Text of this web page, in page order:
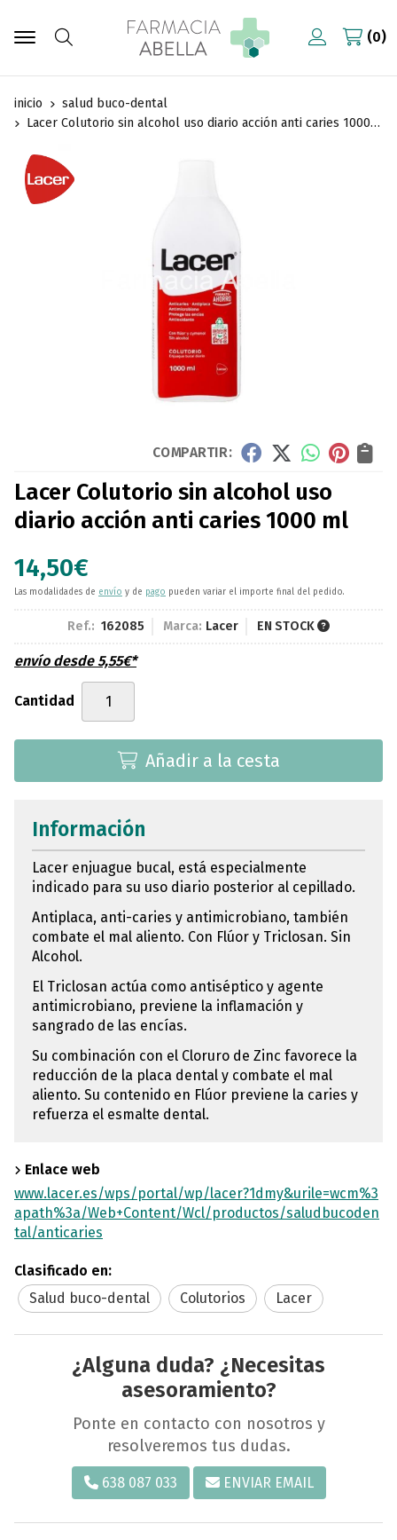
Buscar
0
inicio
salud buco-dental
Lacer Colutorio sin alcohol uso diario acción anti caries 1000 ml
COMPARTIR:
Lacer Colutorio sin alcohol uso
diario acción anti caries 1000 ml
14,50€
Las modalidades de envío y de pago pueden variar el importe final del pedido.
Ref.: 162085 Marca: Lacer EN STOCK
envío desde5,55€*
Cantidad
Añadir a la cesta
Información
Lacer enjuague bucal, está especialmente
indicado para su uso diario posterior al cepillado.
Antiplaca, anti-caries y antimicrobiano, también
combate el mal aliento. Con Flúor y Triclosan. Sin
Alcohol.
El Triclosan actúa como antiséptico y agente
antimicrobiano, previene la inflamación y
sangrado de las encías.
Su combinación con el Cloruro de Zinc favorece la
reducción de la placa dental y combate el mal
aliento. Su contenido en Flúor previene la caries y
refuerza el esmalte dental.
Enlace web
www.lacer.es/wps/portal/wp/lacer?1dmy&urile=wcm%3
apath%3a/Web+Content/Wcl/productos/saludbucoden
tal/anticaries
Clasificado en:
Salud buco-dental
Colutorios Lacer
¿Alguna duda? ¿Necesitas
asesoramiento?
Ponte en contacto con nosotros y
resolveremos tus dudas.
638 087 033 ENVIAR EMAIL